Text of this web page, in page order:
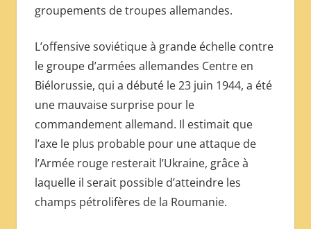
groupements de troupes allemandes.
L’offensive soviétique à grande échelle contre
le groupe d’armées allemandes Centre en
Biélorussie, qui a débuté le 23 juin 1944, a été
une mauvaise surprise pour le
commandement allemand. Il estimait que
l’axe le plus probable pour une attaque de
l’Armée rouge resterait l’Ukraine, grâce à
laquelle il serait possible d’atteindre les
champs pétrolifères de la Roumanie.